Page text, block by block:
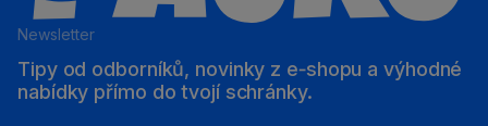
Newsletter
Tipy od odborníků, novinky z e‑shopu a výhodné
nabídky přímo do tvojí schránky.